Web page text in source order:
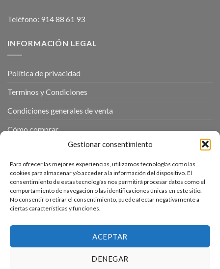
Gestionar consentimiento
Para ofrecer las mejores experiencias, utilizamos tecnologías como las
cookies para almacenar y/o acceder a la información del dispositivo. El
consentimiento de estas tecnologías nos permitirá procesar datos como el
comportamiento de navegación o las identificaciones únicas en este sitio.
No consentir o retirar el consentimiento, puede afectar negativamente a
ciertas características y funciones.
ACEPTAR
DENEGAR
Teléfono: 914 88 61 93
INFORMACIÓN LEGAL
Política de privacidad
Terminos y Condiciones
Condiciones generales de venta
Cómo comprar
Política de cookies
ENTRADAS RECIENTES
Receta de cocina al vacío frutas “Manzanas asadas en salsa
Receta de Cocina al vacío / Sous Vide “Roast Beef”